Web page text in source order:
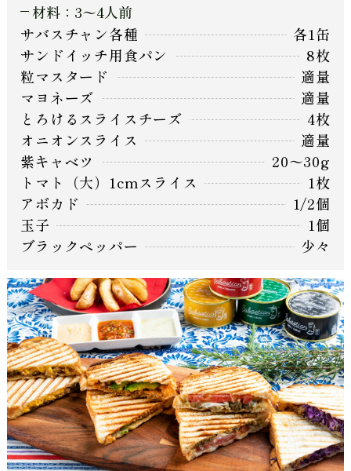
材料：3〜4人前
サバスチャン各種
各1缶
サンドイッチ用食パン
8枚
粒マスタード
適量
マヨネーズ
適量
とろけるスライスチーズ
4枚
オニオンスライス
適量
紫キャベツ
20〜30g
トマト（大）1cmスライス
1枚
アボカド
1/2個
玉子
1個
ブラックペッパー
少々